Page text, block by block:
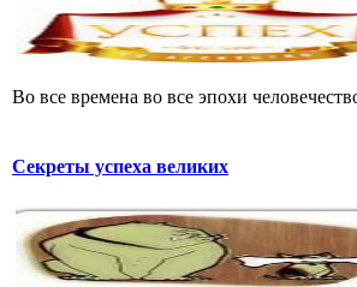
Во все времена во все эпохи
Секреты успеха великих